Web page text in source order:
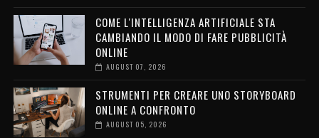
COME L'INTELLIGENZA ARTIFICIALE STA
CAMBIANDO IL MODO DI FARE PUBBLICITÀ
ONLINE
AUGUST 07, 2026
STRUMENTI PER CREARE UNO STORYBOARD
ONLINE A CONFRONTO
AUGUST 05, 2026